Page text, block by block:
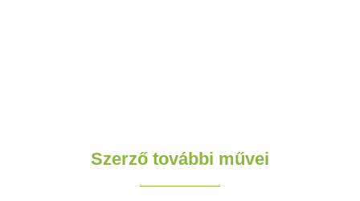
Szerző további művei